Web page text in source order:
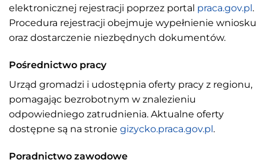
elektronicznej rejestracji poprzez portal praca.gov.pl .
Procedura rejestracji obejmuje wypełnienie wniosku
oraz dostarczenie niezbędnych dokumentów.
Pośrednictwo pracy
Urząd gromadzi i udostępnia oferty pracy z regionu,
pomagając bezrobotnym w znalezieniu
odpowiedniego zatrudnienia. Aktualne oferty
dostępne są na stronie gizycko.praca.gov.pl.
Poradnictwo zawodowe